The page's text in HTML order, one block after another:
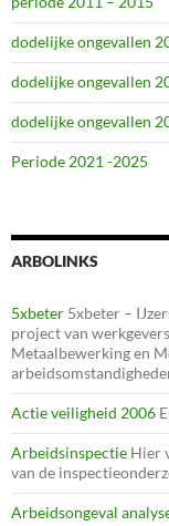
dodelijke ongevallen
dodelijke ongevallen
dodelijke ongevallen
Periode 2021 -2025
ARBOLINKS
5xbeter 5xbeter –
project van
Metaalbewerking en
Actie veiligheid 2006
Arbeidsinspectie Hier
van de
Arbeidsongeval